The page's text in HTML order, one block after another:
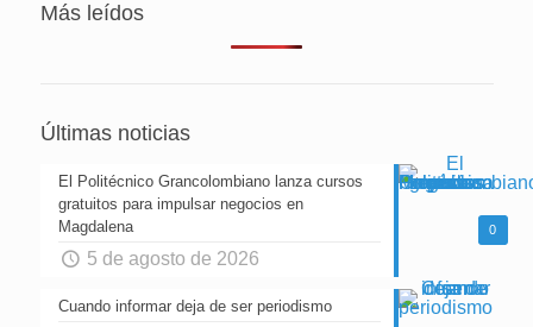
Más leídos
Últimas noticias
0
El Politécnico Grancolombiano lanza cursos
gratuitos para impulsar negocios en
Magdalena
5 de agosto de 2026
Cuando informar deja de ser periodismo